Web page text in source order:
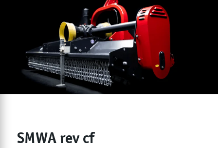
SMWA rev cf